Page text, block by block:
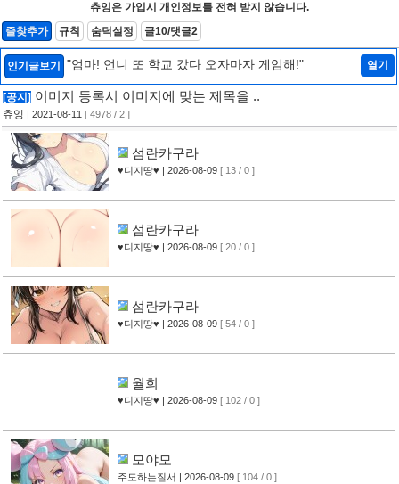
츄잉은 가입시 개인정보를 전혀 받지 않습니다.
즐찾추가
규칙 숨덕설정 글10/댓글2
인기글보기 "엄마! 언니 또 학교 갔다 오자마자 게임해!" 열기
[공지] 이미지 등록시 이미지에 맞는 제목을 ..
츄잉 | 2021-08-11 [ 4978 / 2 ]
섬란카구라
♥디지땅♥ | 2026-08-09 [ 13 / 0 ]
섬란카구라
♥디지땅♥ | 2026-08-09 [ 20 / 0 ]
섬란카구라
♥디지땅♥ | 2026-08-09 [ 54 / 0 ]
월희
♥디지땅♥ | 2026-08-09 [ 102 / 0 ]
모야모
주도하는질서 | 2026-08-09 [ 104 / 0 ]